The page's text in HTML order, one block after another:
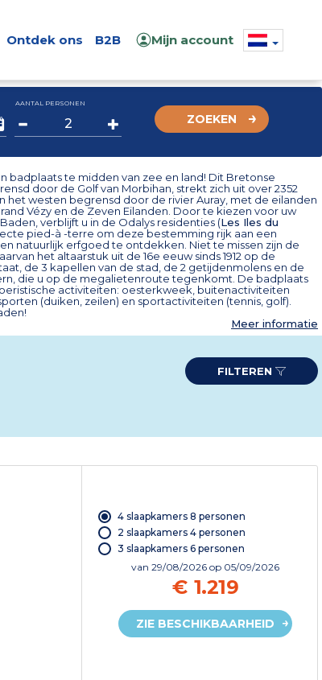
Ontdek ons B2B Mijn account
AANTAL PERSONEN
ZOEKEN
badplaats te midden van zee en land! Dit Bretonse
door de Golf van Morbihan, strekt zich uit over 2352
het westen begrensd door de rivier Auray, met de eilanden
Vézy en de Zeven Eilanden. Door te kiezen voor uw
verblijft u in de Odalys residenties (Les Iles du
pied-à -terre om deze bestemming rijk aan een
natuurlijk erfgoed te ontdekken. Niet te missen zijn de
het altaarstuk uit de 16e eeuw sinds 1912 op de
de 3 kapellen van de stad, de 2 getijdenmolens en de
die u op de megalietenroute tegenkomt. De badplaats
activiteiten: oesterkweek, buitenactiviteiten
(duiken, zeilen) en sportactiviteiten (tennis, golf).
Meer informatie
FILTEREN
4 slaapkamers 8 personen
2 slaapkamers 4 personen
3 slaapkamers 6 personen
van 29/08/2026 op 05/09/2026
€ 1.219
ZIE BESCHIKBAARHEID